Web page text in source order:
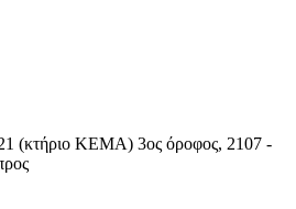
(κτήριο ΚΕΜΑ) 3ος όροφος, 2107 -